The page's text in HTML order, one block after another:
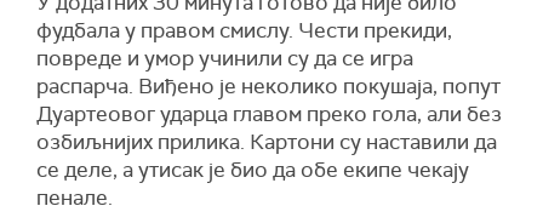
фудбала у правом смислу. Чести прекиди,
повреде и умор учинили су да се игра
распарча. Виђено је неколико покушаја, попут
Дуартеовог ударца главом преко гола, али без
озбиљнијих прилика. Картони су наставили да
се деле, а утисак је био да обе екипе чекају
пенале.